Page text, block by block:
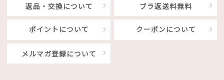
返品・交換について ブラ返送料無料
ポイントについて クーポンについて
メルマガ登録について